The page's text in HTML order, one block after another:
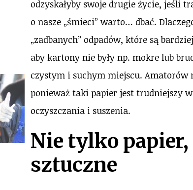
odzyskałyby swoje drugie życie, jeśli
o nasze „śmieci” warto… dbać.
„zadbanych” odpadów, które są
aby kartony nie były np. mokre lub
czystym i suchym miejscu. Amatorów
ponieważ taki papier jest trudniejszy
oczyszczania i suszenia.
Nie tylko
sztuczne